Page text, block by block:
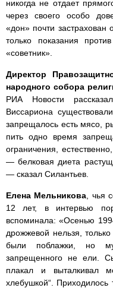
никогда не отдает
через своего особо
«дон» почти застрахован
только показания
«советник».
Директор
народного собора
РИА Новости
Виссариона
запрещалось есть мясо,
пить одно время
ограничения,
— белковая диета
— сказал Силантьев.
Елена Мельникова , чья
12 лет, в интервью
вспоминала: «Осенью
дрожжевой нельзя,
были поблажки, но
запрещенного не ели.
плакал и выталкивал
хлебушкой“.